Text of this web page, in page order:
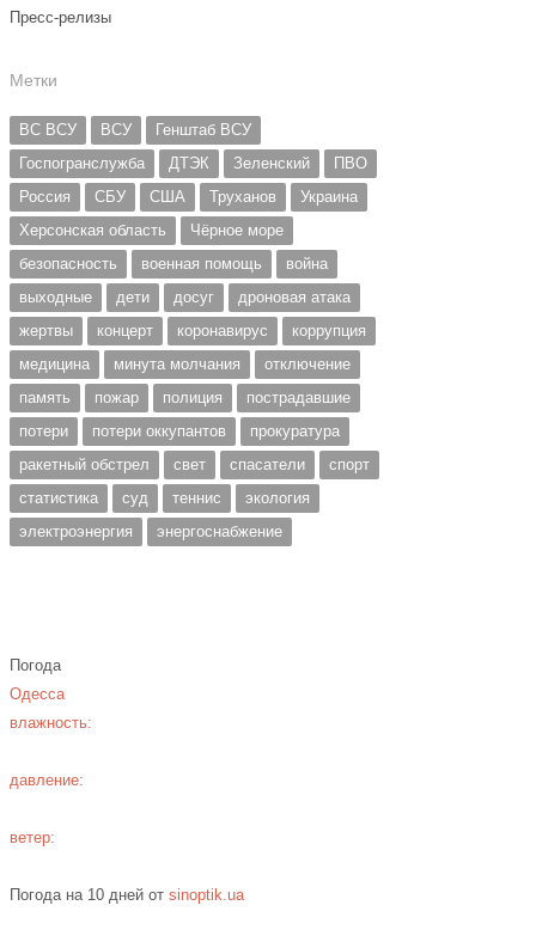
Пресс-релизы
Метки
ВС ВСУ ВСУ
Генштаб ВСУ
Госпогранслужба
ДТЭК Зеленский
ПВО
Россия
СБУ США Труханов
Украина
Херсонская область
Чёрное море
безопасность
военная помощь
война
выходные
дети досуг
дроновая атака
жертвы
концерт коронавирус
коррупция
медицина
минута молчания
отключение
память
пожар полиция
пострадавшие
потери
потери оккупантов
прокуратура
ракетный обстрел
свет спасатели
спорт
статистика
суд теннис
экология
электроэнергия
энергоснабжение
Погода
Одесса
влажность:
давление:
ветер:
Погода на 10 дней отsinoptik.ua